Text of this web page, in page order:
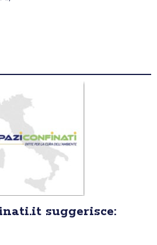
suggerisce: